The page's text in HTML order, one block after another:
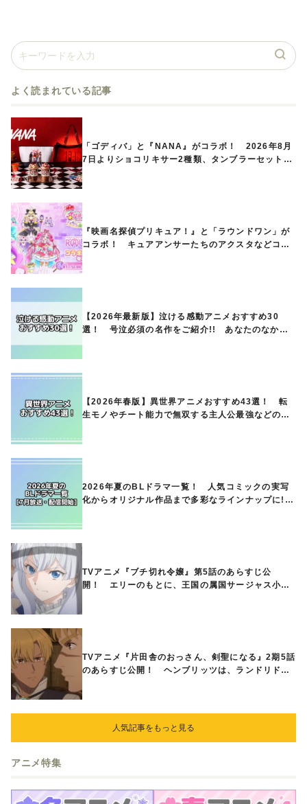
よく読まれている記事
「ゴディバ」と『NANA』がコラボ！ 2026年8月
7日よりショコリキサー2種類、タンブラーセットな
『映画名探偵プリキュア！』と「ラウンドワン」が
コラボ！ キュアアンサーたちのアクスタなどコラ
【2026年最新版】泣ける感動アニメおすすめ30
選！ 号泣必須の名作をご紹介!! あなたのなかの
【2026年春版】異世界アニメおすすめ43選！ 転
生モノやチート能力で無双する主人公最強などの人
2026年夏のBLドラマ一覧！ 人気コミックの実写
化からオリジナル作品まで多彩なラインナップに!!
TVアニメ『ブチ切れ令嬢』第5話のあらすじ公
開！ エリーのもとに、王国の属国サージャス小王
TVアニメ『片田舎のおっさん、剣聖になる』2期5話
のあらすじ公開！ ヘンブリッツは、ランドリドに
人気記事をもっと見る
アニメ特集